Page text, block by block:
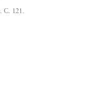
С. 121.